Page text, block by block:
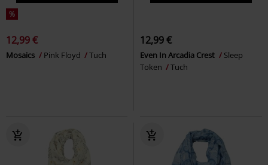
%
12,99 €
Mosaics Pink Floyd Tuch
12,99 €
Even In Arcadia Crest
Sleep
Token
Tuch